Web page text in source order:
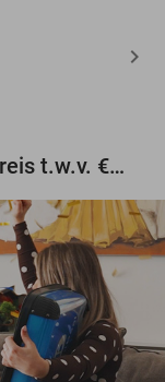
Maak gratis kans op een droomreis t.w.v. €3.000!